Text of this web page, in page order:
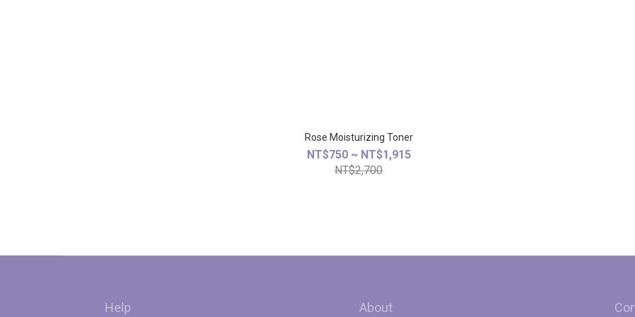
Rose Moisturizing Toner
NT$750 ~ NT$1,915
NT$2,700
Help About